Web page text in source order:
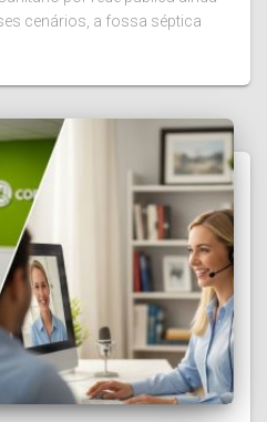
cenários, a fossa séptica